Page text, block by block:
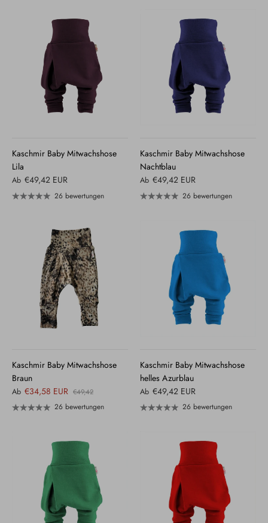
Kaschmir Baby Mitwachshose
Lila
Ab €49,42 EUR
26 bewertungen
Kaschmir Baby Mitwachshose
Nachtblau
Ab €49,42 EUR
26 bewertungen
Kaschmir Baby Mitwachshose
Braun
Ab €34,58 EUR €49,42
26 bewertungen
Kaschmir Baby Mitwachshose
helles Azurblau
Ab €49,42 EUR
26 bewertungen